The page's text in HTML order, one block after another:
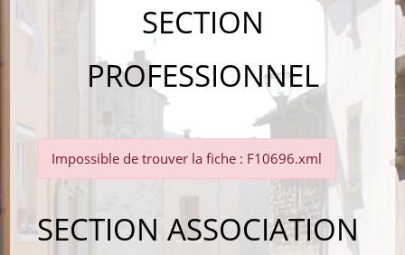
SECTION
PROFESSIONNEL
Impossible de trouver la fiche : F10696.xml
SECTION ASSOCIATION